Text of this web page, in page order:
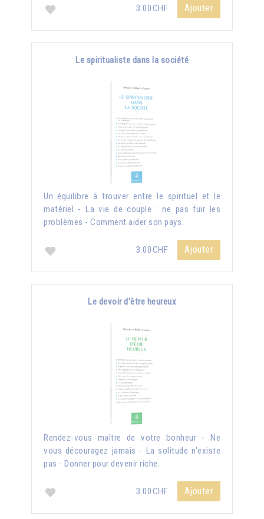
3.00CHF Ajouter
Le spiritualiste dans la société
Un équilibre à trouver entre le spirituel et le
matériel - La vie de couple : ne pas fuir les
problèmes - Comment aider son pays.
3.00CHF Ajouter
Le devoir d'être heureux
Rendez-vous maître de votre bonheur - Ne
vous découragez jamais - La solitude n'existe
pas - Donner pour devenir riche.
3.00CHF Ajouter